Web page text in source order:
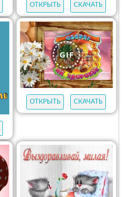
ОТКРЫТЬ СКАЧАТЬ
ОТКРЫТЬ СКАЧАТЬ